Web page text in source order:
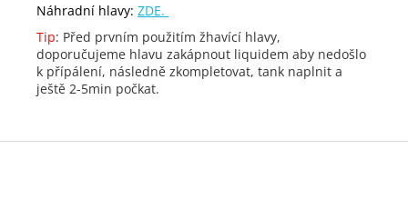
Náhradní hlavy: ZDE.
Tip: Před prvním použitím žhavící hlavy,
doporučujeme hlavu zakápnout liquidem aby nedošlo
k přípálení, následně zkompletovat, tank naplnit a
ještě 2-5min počkat.